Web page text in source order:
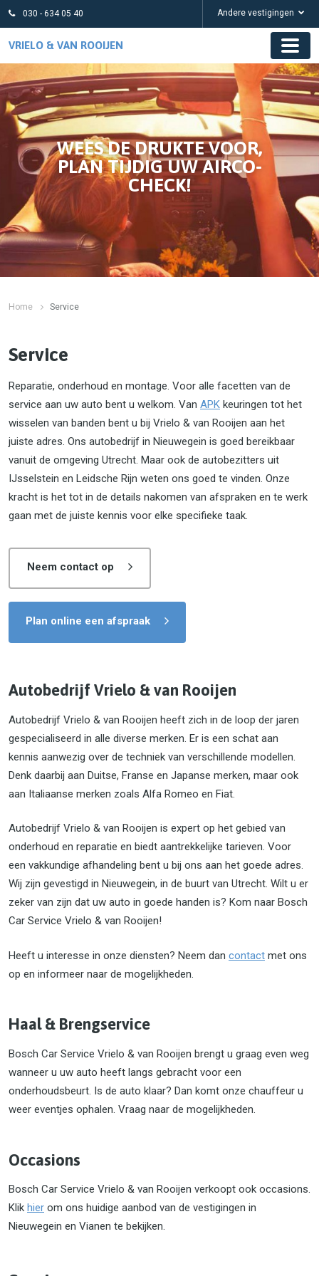
030 - 634 05 40 Andere vestigingen
VRIELO & VAN ROOIJEN
WEES DE DRUKTE VOOR,
PLAN TIJDIG UW AIRCO-
CHECK!
Home Service
Service
Reparatie, onderhoud en montage. Voor alle facetten van de
service aan uw auto bent u welkom. Van APK keuringen tot het
wisselen van banden bent u bij Vrielo & van Rooijen aan het
juiste adres. Ons autobedrijf in Nieuwegein is goed bereikbaar
vanuit de omgeving Utrecht. Maar ook de autobezitters uit
IJsselstein en Leidsche Rijn weten ons goed te vinden. Onze
kracht is het tot in de details nakomen van afspraken en te werk
gaan met de juiste kennis voor elke specifieke taak.
Neem contact op
Plan online een afspraak
Autobedrijf Vrielo & van Rooijen
Autobedrijf Vrielo & van Rooijen heeft zich in de loop der jaren
gespecialiseerd in alle diverse merken. Er is een schat aan
kennis aanwezig over de techniek van verschillende modellen.
Denk daarbij aan Duitse, Franse en Japanse merken, maar ook
aan Italiaanse merken zoals Alfa Romeo en Fiat.
Autobedrijf Vrielo & van Rooijen is expert op het gebied van
onderhoud en reparatie en biedt aantrekkelijke tarieven. Voor
een vakkundige afhandeling bent u bij ons aan het goede adres.
Wij zijn gevestigd in Nieuwegein, in de buurt van Utrecht. Wilt u er
zeker van zijn dat uw auto in goede handen is? Kom naar Bosch
Car Service Vrielo & van Rooijen!
Heeft u interesse in onze diensten? Neem dan contact met ons
op en informeer naar de mogelijkheden.
Haal & Brengservice
Bosch Car Service Vrielo & van Rooijen brengt u graag even weg
wanneer u uw auto heeft langs gebracht voor een
onderhoudsbeurt. Is de auto klaar? Dan komt onze chauffeur u
weer eventjes ophalen. Vraag naar de mogelijkheden.
Occasions
Bosch Car Service Vrielo & van Rooijen verkoopt ook occasions.
Klik hier om ons huidige aanbod van de vestigingen in
Nieuwegein en Vianen te bekijken.